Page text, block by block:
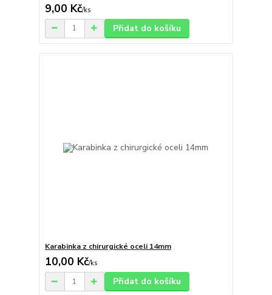
9,00 Kč/ks
Přidat do košíku
Karabinka z chirurgické oceli 14mm
10,00 Kč/ks
Přidat do košíku